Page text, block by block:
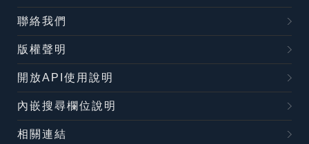
聯絡我們
版權聲明
開放API使用說明
內嵌搜尋欄位說明
相關連結